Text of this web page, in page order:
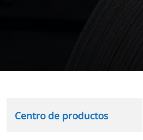
Centro de productos